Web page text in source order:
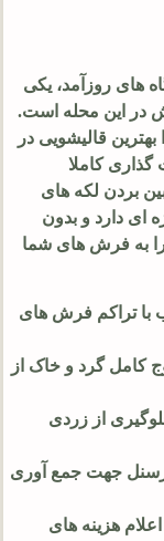
های روزآمد، یکی
در این محله است.
قالیشویی در
گذاری کاملا
بردن لکه‌ های
دارد و بدون
را به فرش‌ های شما
با تراکم فرش‌ های
کامل گرد و خاک از
از زردی
جهت جمع‌ آوری
هزینه‌ های